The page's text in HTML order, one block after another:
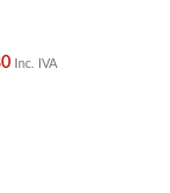
Inc. IVA